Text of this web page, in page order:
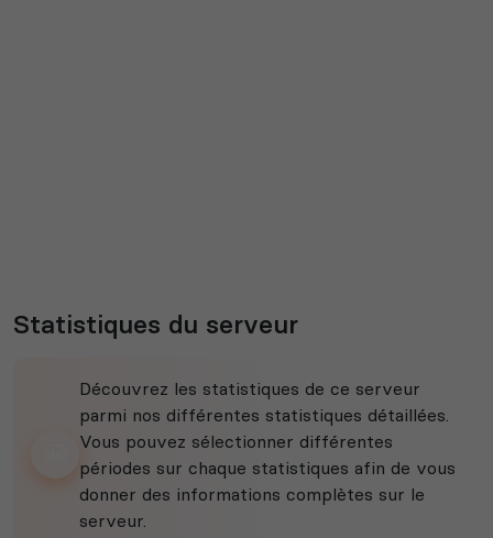
Statistiques du serveur
Découvrez les statistiques de ce serveur
parmi nos différentes statistiques détaillées.
Vous pouvez sélectionner différentes
périodes sur chaque statistiques afin de vous
donner des informations complètes sur le
serveur.